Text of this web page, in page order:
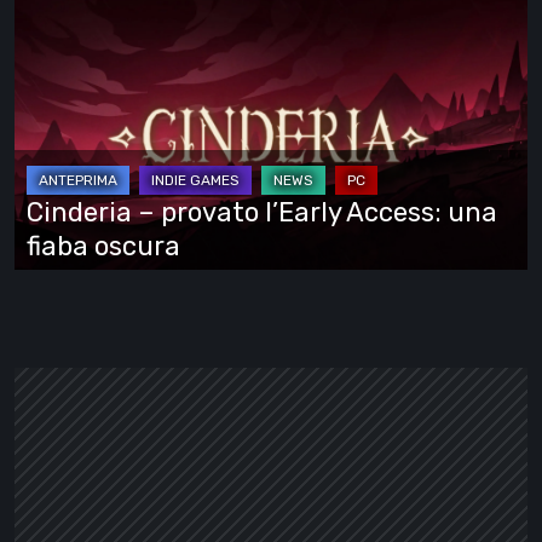
provato
l’Early
Access:
una
fiaba
oscura
Cinderia – provato l’Early Access: una
fiaba oscura